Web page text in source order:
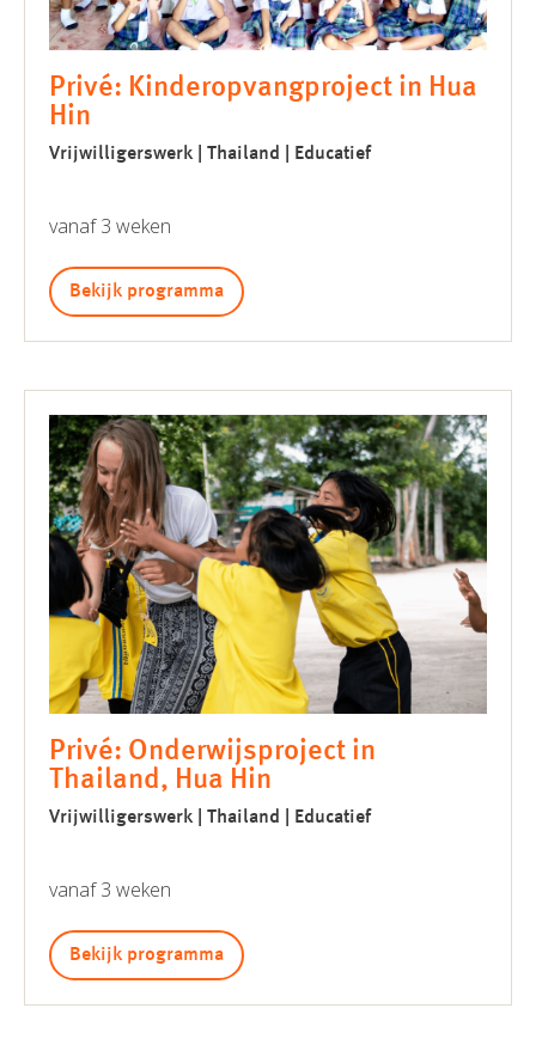
Privé: Kinderopvangproject in Hua
Hin
Vrijwilligerswerk | Thailand | Educatief
vanaf 3 weken
Bekijk programma
Privé: Onderwijsproject in
Thailand, Hua Hin
Vrijwilligerswerk | Thailand | Educatief
vanaf 3 weken
Bekijk programma